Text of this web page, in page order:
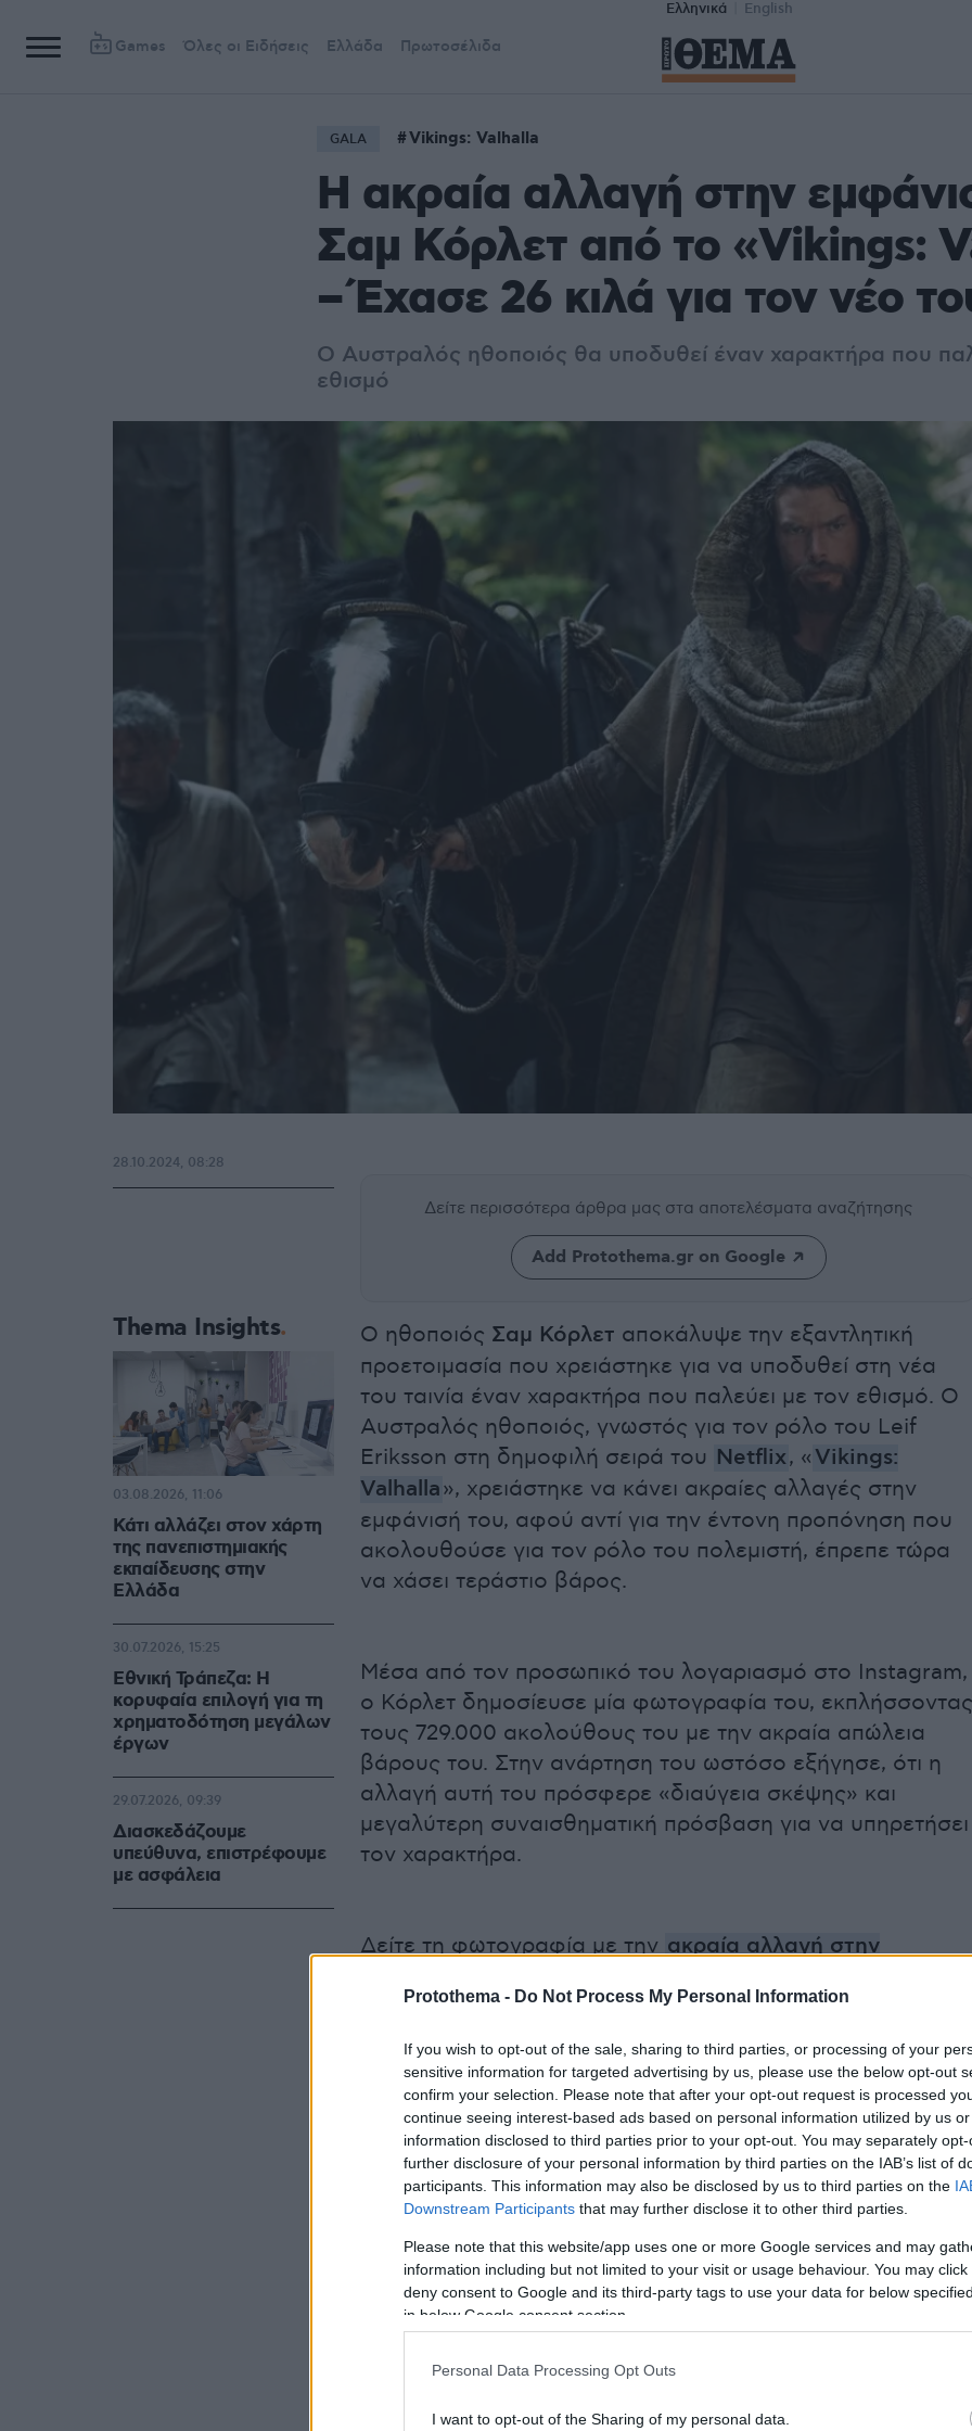
Protothema - Do Not Process My Personal Information
If you wish to opt-out of the sale, sharing to third parties, or processing of your
sensitive information for targeted advertising by us, please use the below opt-out
confirm your selection. Please note that after your opt-out request is processed
continue seeing interest-based ads based on personal information utilized by us
information disclosed to third parties prior to your opt-out. You may separately
further disclosure of your personal information by third parties on the IAB’s list of
participants. This information may also be disclosed by us to third parties on the
Downstream Participants that may further disclose it to other third parties.
Please note that this website/app uses one or more Google services and may
information including but not limited to your visit or usage behaviour. You may
deny consent to Google and its third-party tags to use your data for below
in below Google consent section.
Personal Data Processing Opt Outs
I want to opt-out of the Sharing of my personal data.
Ελληνικά English
Games Όλες οι Ειδήσεις Ελλάδα Πρωτοσέλιδα
GALA Vikings: Valhalla
Η ακραία αλλαγή στην
Σαμ Κόρλετ από το «Vikings:
– Έχασε 26 κιλά για τον νέο
Ο Αυστραλός ηθοποιός θα υποδυθεί έναν χαρακτήρα που
εθισμό
Δείτε περισσότερα άρθρα μας στα αποτελέσματα αναζήτησης
Add Protothema.gr on Google
Ο ηθοποιός Σαμ Κόρλετ αποκάλυψε την εξαντλητική
προετοιμασία που χρειάστηκε για να υποδυθεί στη νέα
του ταινία έναν χαρακτήρα που παλεύει με τον εθισμό. Ο
Αυστραλός ηθοποιός, γνωστός για τον ρόλο του Leif
Eriksson στη δημοφιλή σειρά του Netflix, « Vikings:
Valhalla», χρειάστηκε να κάνει ακραίες αλλαγές στην
εμφάνισή του, αφού αντί για την έντονη προπόνηση που
ακολουθούσε για τον ρόλο του πολεμιστή, έπρεπε τώρα
να χάσει τεράστιο βάρος.
Μέσα από τον προσωπικό του λογαριασμό στο Instagram,
ο Κόρλετ δημοσίευσε μία φωτογραφία του, εκπλήσσοντας
τους 729.000 ακολούθους του με την ακραία απώλεια
βάρους του. Στην ανάρτηση του ωστόσο εξήγησε, ότι η
αλλαγή αυτή του πρόσφερε «διαύγεια σκέψης» και
μεγαλύτερη συναισθηματική πρόσβαση για να υπηρετήσει
τον χαρακτήρα.
Δείτε τη φωτογραφία με την ακραία αλλαγή στην
28.10.2024, 08:28
Thema Insights
Κάτι αλλάζει στον χάρτη
της πανεπιστημιακής
εκπαίδευσης στην
Ελλάδα
03.08.2026, 11:06
Εθνική Τράπεζα: Η
κορυφαία επιλογή για τη
χρηματοδότηση μεγάλων
έργων
30.07.2026, 15:25
Διασκεδάζουμε
υπεύθυνα, επιστρέφουμε
με ασφάλεια
29.07.2026, 09:39